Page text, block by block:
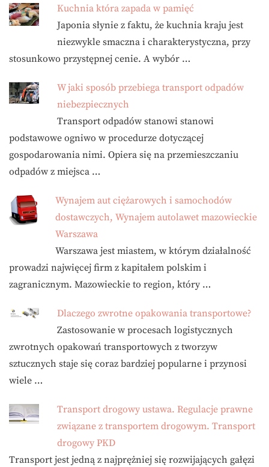
Kuchnia która zapada w pamięć
Japonia słynie z faktu, że kuchnia kraju jest
niezwykle smaczna i charakterystyczna, przy
stosunkowo przystępnej cenie. A wybór …
W jaki sposób przebiega transport odpadów
niebezpiecznych
Transport odpadów stanowi stanowi
podstawowe ogniwo w procedurze dotyczącej
gospodarowania nimi. Opiera się na przemieszczaniu
odpadów z miejsca …
Wynajem aut ciężarowych i samochodów
dostawczych, Wynajem autolawet mazowieckie
Warszawa
Warszawa jest miastem, w którym działalność
prowadzi najwięcej firm z kapitałem polskim i
zagranicznym. Mazowieckie to region, który …
Dlaczego zwrotne opakowania transportowe?
Zastosowanie w procesach logistycznych
zwrotnych opakowań transportowych z tworzyw
sztucznych staje się coraz bardziej popularne i przynosi
wiele …
Transport drogowy ustawa. Regulacje prawne
związane z transportem drogowym. Transport
drogowy PKD
Transport jest jedną z najprężniej się rozwijających gałęzi